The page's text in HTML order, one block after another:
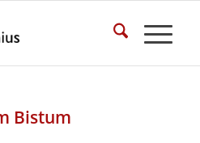
Bistum